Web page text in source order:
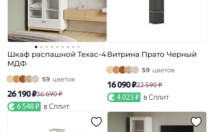
Шкаф распашной Техас-4
МДФ
59 цветов
26 190 ₽36 690 ₽
6 548 ₽ в Сплит
Витрина Прато Черный
59 цветов
16 090 ₽22 590 ₽
4 023 ₽ в Сплит